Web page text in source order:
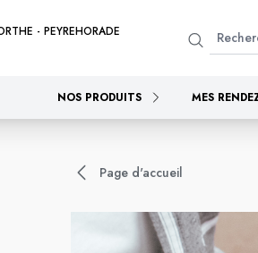
- PEYREHORADE
NOS PRODUITS MES
Page d'accueil